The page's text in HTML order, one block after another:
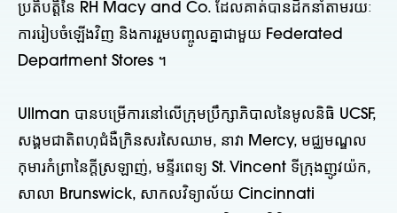
ប្រតិបត្តិនៃ RH Macy and Co. ដែលគាត់បានដឹកនាំតាមរយៈ
ការរៀបចំឡើងវិញ និងការរួមបញ្ចូលគ្នាជាមួយ Federated
Department Stores ។
Ullman បានបម្រើការនៅលើក្រុមប្រឹក្សាភិបាលនៃមូលនិធិ UCSF,
សង្គមជាតិពហុជំងឺក្រិនសរសៃឈាម, នាវា Mercy, មជ្ឈមណ្ឌល
កុមារកំព្រានៃក្តីស្រឡាញ់, មន្ទីរពេទ្យ St. Vincent ទីក្រុងញូវយ៉ក,
សាលា Brunswick, សាកលវិទ្យាល័យ Cincinnati